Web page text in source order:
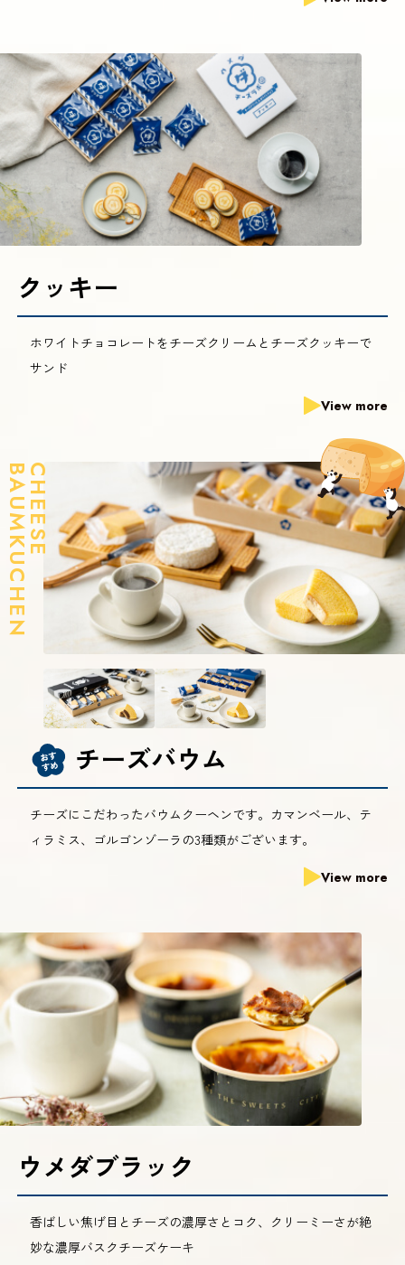
クッキー
ホワイトチョコレートをチーズクリームとチーズクッキーで
サンド
View more
CHEESE
BAUMKUCHEN
チーズバウム
チーズにこだわったバウムクーヘンです。カマンベール、テ
ィラミス、ゴルゴンゾーラの3種類がございます。
View more
ウメダブラック
香ばしい焦げ目とチーズの濃厚さとコク、クリーミーさが絶
妙な濃厚バスクチーズケーキ